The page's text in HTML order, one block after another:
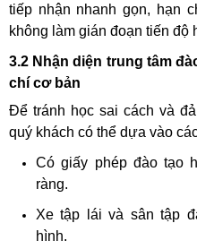
tiếp nhận nhanh gọn, hạn
không làm gián đoạn tiến độ
3.2 Nhận diện trung tâm
chí cơ bản
Để tránh học sai cách và
quý khách có thể dựa vào
Có giấy phép đào tạo
ràng.
Xe tập lái và sân tập
hình.